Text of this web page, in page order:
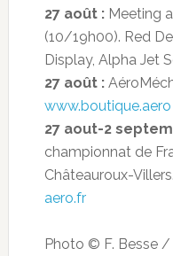
27 août : Meeting
(10/19h00). Red
Display, Alpha Jet
27 août :
www.boutique.aero
27 aout-2
championnat de
Châteauroux-
aero.fr
Photo © F. Besse /